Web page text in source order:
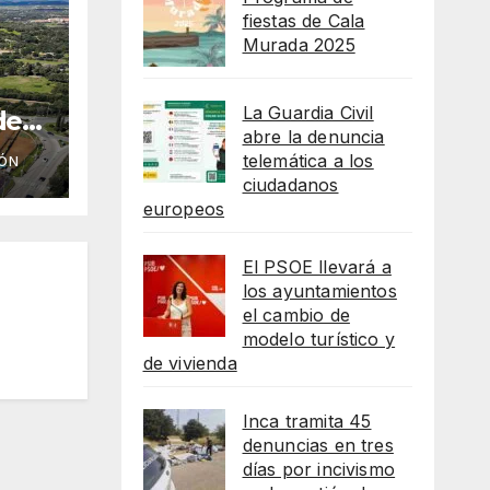
fiestas de Cala
Murada 2025
La Guardia Civil
abre la denuncia
telemática a los
ciudadanos
europeos
El PSOE llevará a
los ayuntamientos
el cambio de
modelo turístico y
de vivienda
Inca tramita 45
denuncias en tres
días por incivismo